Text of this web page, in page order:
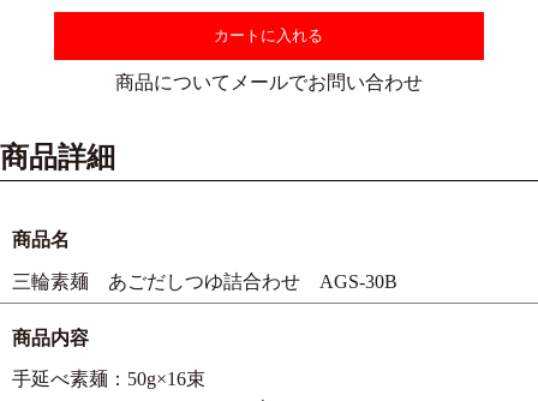
カートに入れる
商品についてメールでお問い合わせ
商品詳細
商品名
三輪素麺 あごだしつゆ詰合わせ AGS-30B
商品内容
手延べ素麺：50g×16束